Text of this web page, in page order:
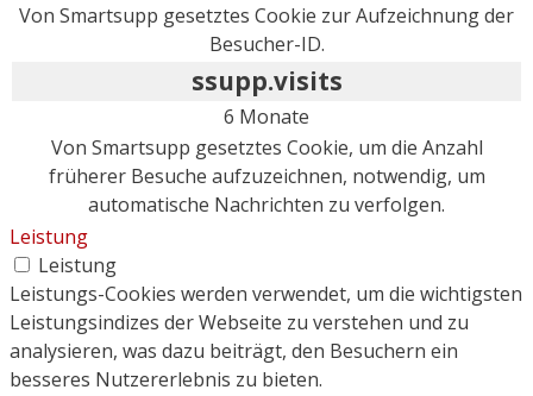
Von Smartsupp gesetztes Cookie zur Aufzeichnung der
Besucher-ID.
ssupp.visits
6 Monate
Von Smartsupp gesetztes Cookie, um die Anzahl
früherer Besuche aufzuzeichnen, notwendig, um
automatische Nachrichten zu verfolgen.
Leistung
Leistung
Leistungs-Cookies werden verwendet, um die wichtigsten
Leistungsindizes der Webseite zu verstehen und zu
analysieren, was dazu beiträgt, den Besuchern ein
besseres Nutzererlebnis zu bieten.